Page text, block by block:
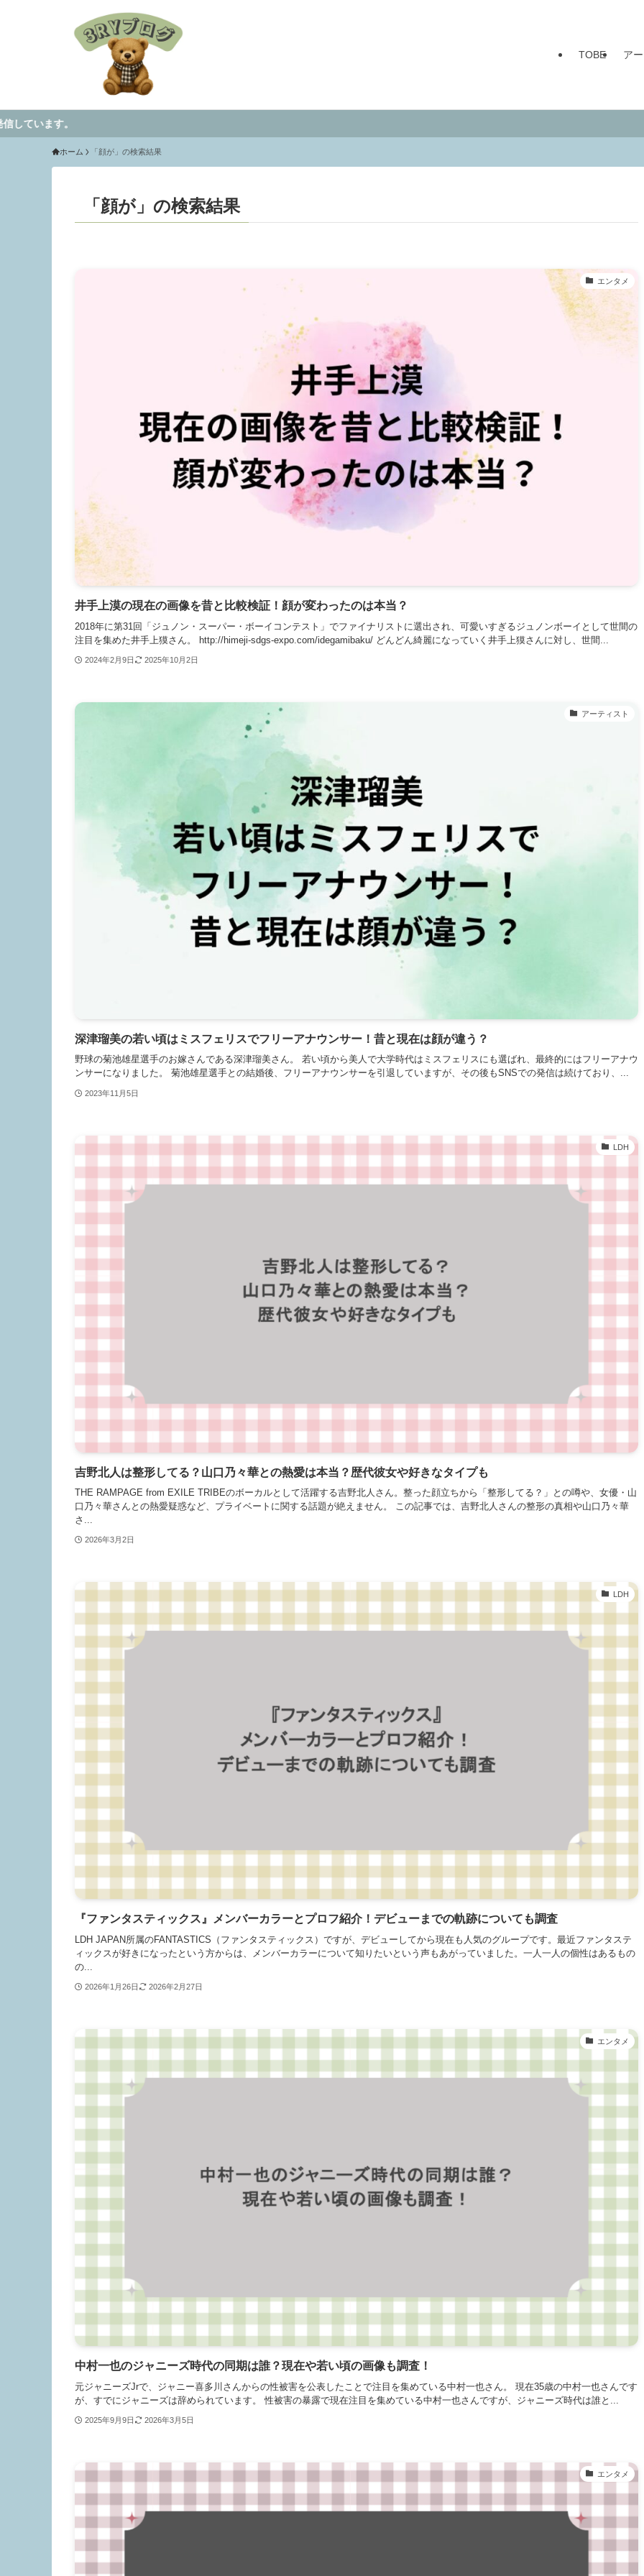
TOBE ア
ホーム 「顔が」の検索結果
「顔が」の検索結果
エンタメ
井手上漠の現在の画像を昔と比較検証！顔が変わったのは本当？
2018年に第31回「ジュノン・スーパー・ボーイコンテスト」でファイナリストに選出され、可愛いすぎるジュノンボーイとして世間の
注目を集めた井手上獏さん。 http://himeji-sdgs-expo.com/idegamibaku/ どんどん綺麗になっていく井手上獏さんに対し、世間...
2024年2月9日 2025年10月2日
アーティスト
深津瑠美の若い頃はミスフェリスでフリーアナウンサー！昔と現在は顔が違う？
野球の菊池雄星選手のお嫁さんである深津瑠美さん。 若い頃から美人で大学時代はミスフェリスにも選ばれ、最終的にはフリーアナウ
ンサーになりました。 菊池雄星選手との結婚後、フリーアナウンサーを引退していますが、その後もSNSでの発信は続けており、...
2023年11月5日
LDH
吉野北人は整形してる？山口乃々華との熱愛は本当？歴代彼女や好きなタイプも
THE RAMPAGE from EXILE TRIBEのボーカルとして活躍する吉野北人さん。整った顔立ちから「整形してる？」との噂や、女優・山
口乃々華さんとの熱愛疑惑など、プライベートに関する話題が絶えません。 この記事では、吉野北人さんの整形の真相や山口乃々華
さ...
2026年3月2日
LDH
『ファンタスティックス』メンバーカラーとプロフ紹介！デビューまでの軌跡についても調査
LDH JAPAN所属のFANTASTICS（ファンタスティックス）ですが、デビューしてから現在も人気のグループです。最近ファンタステ
ィックスが好きになったという方からは、メンバーカラーについて知りたいという声もあがっていました。一人一人の個性はあるもの
の...
2026年1月26日 2026年2月27日
エンタメ
中村一也のジャニーズ時代の同期は誰？現在や若い頃の画像も調査！
元ジャニーズJrで、ジャニー喜多川さんからの性被害を公表したことで注目を集めている中村一也さん。 現在35歳の中村一也さんです
が、すでにジャニーズは辞められています。 性被害の暴露で現在注目を集めている中村一也さんですが、ジャニーズ時代は誰と...
2025年9月9日 2026年3月5日
エンタメ